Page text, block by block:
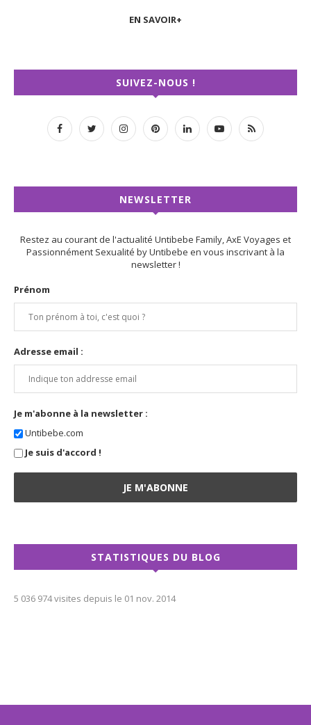
EN SAVOIR+
SUIVEZ-NOUS !
NEWSLETTER
Restez au courant de l'actualité Untibebe Family, AxE Voyages et
Passionnément Sexualité by Untibebe en vous inscrivant à la
newsletter !
Prénom
Adresse email :
Je m'abonne à la newsletter :
Untibebe.com
Je suis d'accord !
STATISTIQUES DU BLOG
5 036 974 visites depuis le 01 nov. 2014